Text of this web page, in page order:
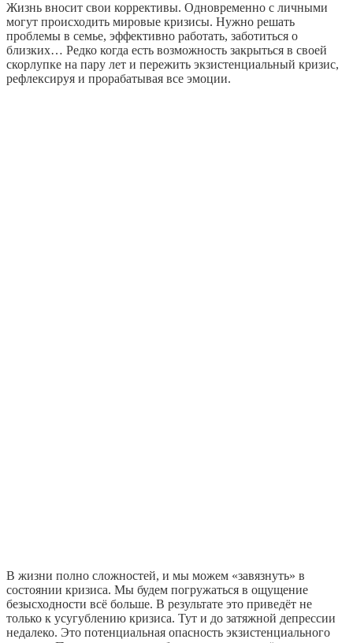
Жизнь вносит свои коррективы. Одновременно с личными
могут происходить мировые кризисы. Нужно решать
проблемы в семье, эффективно работать, заботиться о
близких… Редко когда есть возможность закрыться в своей
скорлупке на пару лет и пережить экзистенциальный кризис,
рефлексируя и прорабатывая все эмоции.
В жизни полно сложностей, и мы можем «завязнуть» в
состоянии кризиса. Мы будем погружаться в ощущение
безысходности всё больше. В результате это приведёт не
только к усугублению кризиса. Тут и до затяжной депрессии
недалеко. Это потенциальная опасность экзистенциального